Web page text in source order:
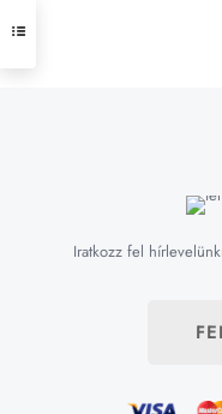
Iratkozz fel